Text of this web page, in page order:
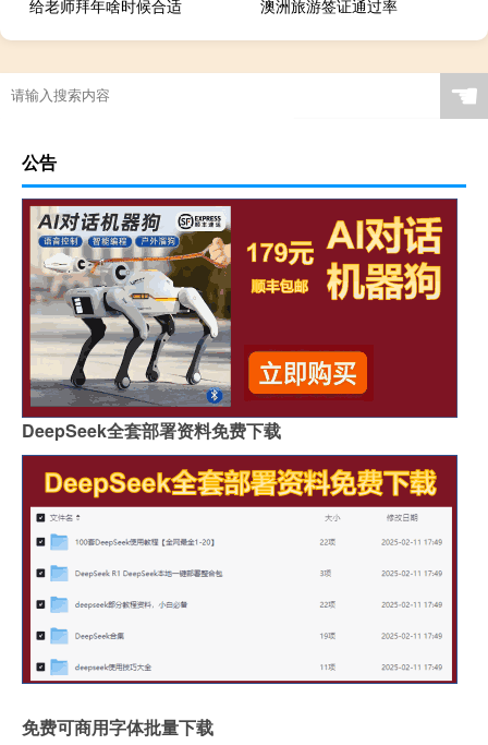
给老师拜年啥时候合适
澳洲旅游签证通过率
☚
公告
DeepSeek全套部署资料免费下载
免费可商用字体批量下载